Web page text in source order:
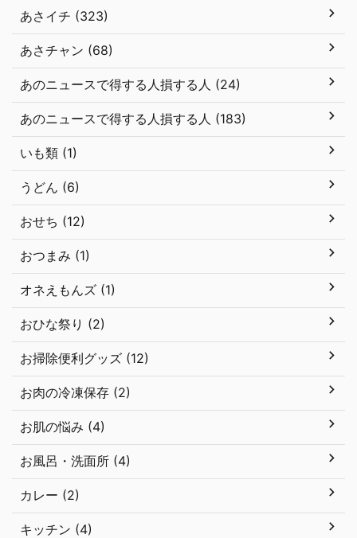
あさイチ (323)
あさチャン (68)
あのニュースで得する人損する人 (24)
あのニュースで得する人損する人 (183)
いも類 (1)
うどん (6)
おせち (12)
おつまみ (1)
オネえもんズ (1)
おひな祭り (2)
お掃除便利グッズ (12)
お肉の冷凍保存 (2)
お肌の悩み (4)
お風呂・洗面所 (4)
カレー (2)
キッチン (4)